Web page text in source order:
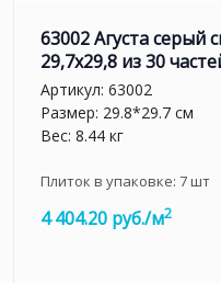
63002 Агуста серый
29,7х29,8 из 30
Артикул: 63002
Размер: 29.8*29.7 см
Вес: 8.44 кг
Плиток в упаковке: 7шт
4 404.20 руб./м2